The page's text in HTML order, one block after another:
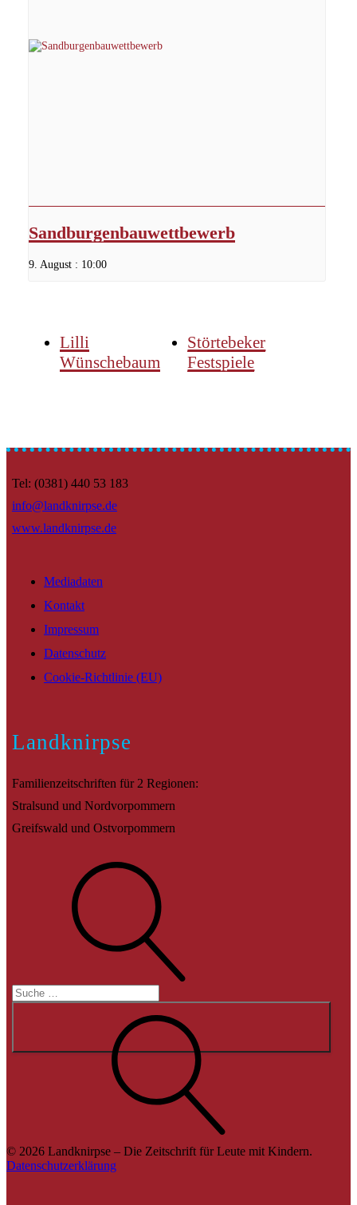
Sandburgenbauwettbewerb
9. August : 10:00
Lilli
Wünschebaum
Störtebeker
Festspiele
Tel: (0381) 440 53 183
info@landknirpse.de
www.landknirpse.de
Mediadaten
Kontakt
Impressum
Datenschutz
Cookie-Richtlinie (EU)
Landknirpse
Familienzeitschriften für 2 Regionen:
Stralsund und Nordvorpommern
Greifswald und Ostvorpommern
© 2026 Landknirpse – Die Zeitschrift für Leute mit Kindern.
Datenschutzerklärung